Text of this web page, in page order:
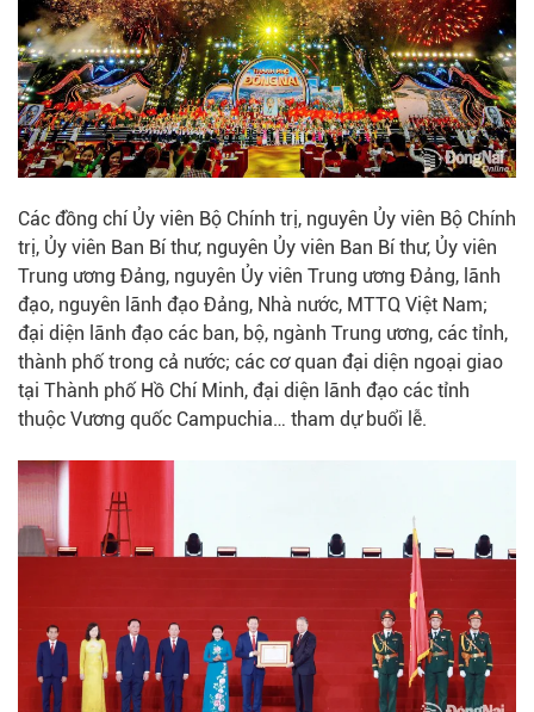
Các đồng chí Ủy viên Bộ Chính trị, nguyên Ủy viên Bộ Chính
trị, Ủy viên Ban Bí thư, nguyên Ủy viên Ban Bí thư, Ủy viên
Trung ương Đảng, nguyên Ủy viên Trung ương Đảng, lãnh
đạo, nguyên lãnh đạo Đảng, Nhà nước, MTTQ Việt Nam;
đại diện lãnh đạo các ban, bộ, ngành Trung ương, các tỉnh,
thành phố trong cả nước; các cơ quan đại diện ngoại giao
tại Thành phố Hồ Chí Minh, đại diện lãnh đạo các tỉnh
thuộc Vương quốc Campuchia… tham dự buổi lễ.